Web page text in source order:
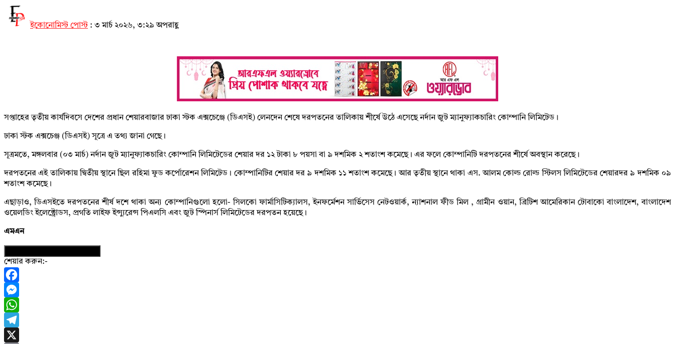
ইকোনোমিস্ট পোস্ট : ৩ মার্চ ২০২৬, ৩:২৯ অপরাহ্ণ
সপ্তাহের তৃতীয় কার্যদিবসে দেশের প্রধান শেয়ারবাজার ঢাকা স্টক এক্সচেঞ্জে (ডিএসই) লেনদেন শেষে দরপতনের তালিকায় শীর্ষে উঠে এসেছে নর্দান জুট ম্যানুফ্যাকচারিং কোম্পানি লিমিটেড।
ঢাকা স্টক এক্সচেঞ্জ (ডিএসই) সূত্রে এ তথ্য জানা গেছে।
সূত্রমতে, মঙ্গলবার (০৩ মার্চ) নর্দান জুট ম্যানুফ্যাকচারিং কোম্পানি লিমিটেডের শেয়ার দর ১২ টাকা ৮ পয়সা বা ৯ দশমিক ২ শতাংশ কমেছে। এর ফলে কোম্পানিটি দরপতনের শীর্ষে অবস্থান করেছে।
দরপতনের এই তালিকায় দ্বিতীয় স্থানে ছিল রহিমা ফুড কর্পোরেশন লিমিটেড। কোম্পানিটির শেয়ার দর ৯ দশমিক ১১ শতাংশ কমেছে। আর তৃতীয় স্থানে থাকা এস. আলম কোল্ড রোল্ড স্টিলস লিমিটেডের শেয়ারদর ৯ দশমিক ০৯
শতাংশ কমেছে।
এছাড়াও, ডিএসইতে দরপতনের শীর্ষ দশে থাকা অন্য কোম্পানিগুলো হলো- সিলকো ফার্মাসিটিক্যালস, ইনফর্মেশন সার্ভিসেস নেটওয়ার্ক, ন্যাশনাল ফীড মিল , গ্রামীন ওয়ান, ব্রিটিশ আমেরিকান টোবাকো বাংলাদেশ, বাংলাদেশ
ওয়েলডিং ইলেক্ট্রোডস, প্রগতি লাইফ ইন্স্যুরেন্স পিএলসি এবং জুট স্পিনার্স লিমিটেডের দরপতন হয়েছে।
এমএন
শেয়ার করুন:-
Facebook
Messenger
WhatsApp
Telegram